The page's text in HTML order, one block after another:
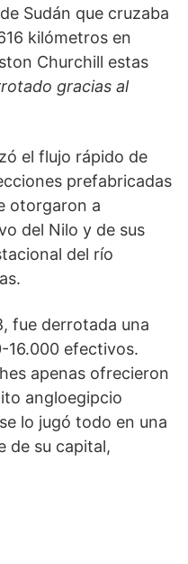
Su­dán que cruzaba
kilómetros en
Churchill estas
gracias al
el flujo rá­pido de
prefabricadas
otorgaron a
del Nilo y de sus
del río
fue derrotada una
16.000 efectivos.
apenas ofrecieron
angloegipcio
lo jugó todo en una
de su capital,